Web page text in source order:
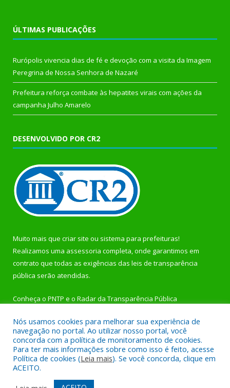
ÚLTIMAS PUBLICAÇÕES
Rurópolis vivencia dias de fé e devoção com a visita da Imagem
Peregrina de Nossa Senhora de Nazaré
Prefeitura reforça combate às hepatites virais com ações da
campanha Julho Amarelo
DESENVOLVIDO POR CR2
Muito mais que criar site ou sistema para prefeituras!
Realizamos uma assessoria completa, onde garantimos em
contrato que todas as exigências das leis de transparência
pública serão atendidas.
Conheça o PNTP e o Radar da Transparência Pública
Todos os direitos reservados a Prefeitura Municipal de
Rurópolis.
Nós usamos cookies para melhorar sua experiência de
navegação no portal. Ao utilizar nosso portal, você
concorda com a política de monitoramento de cookies.
Para ter mais informações sobre como isso é feito, acesse
Política de cookies (Leia mais). Se você concorda, clique em
ACEITO.